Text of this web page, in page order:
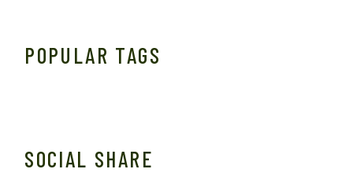
POPULAR TAGS
SOCIAL SHARE